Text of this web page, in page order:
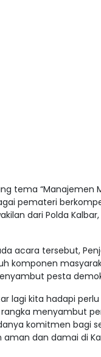
tema “Manajemen
pemateri
dari Polda
acara tersebut,
komponen
pesta
lagi kita hadapi
menyambut
komitmen bagi
dan damai di